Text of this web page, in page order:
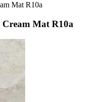
Mat R10a
Mat R10a